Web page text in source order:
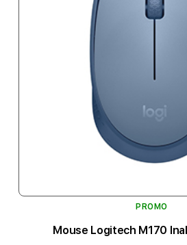
PROMO
Mouse Logitech M170